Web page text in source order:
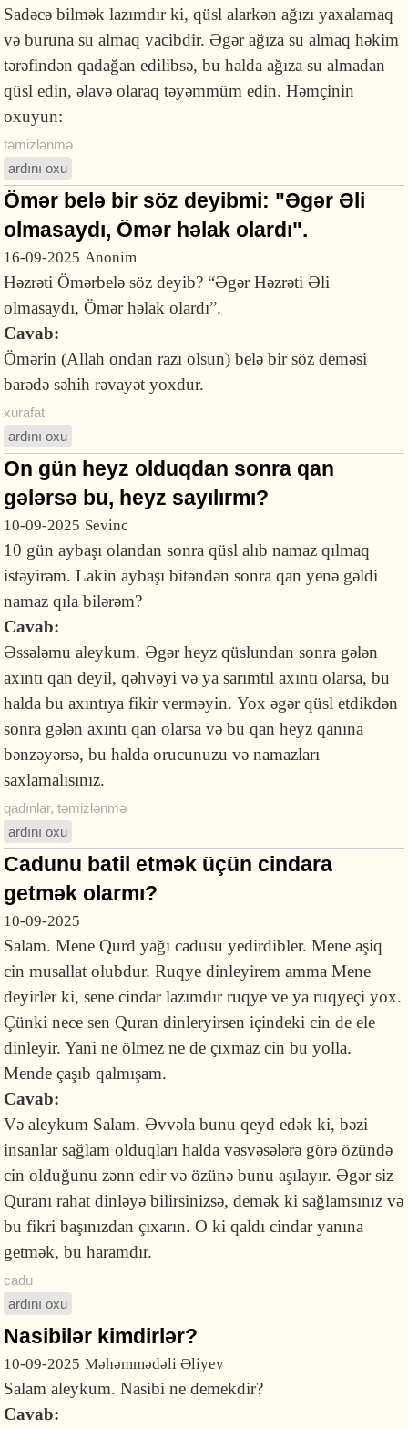
Sadəcə bilmək lazımdır ki, qüsl alarkən ağızı yaxalamaq
və buruna su almaq vacibdir. Əgər ağıza su almaq həkim
tərəfindən qadağan edilibsə, bu halda ağıza su almadan
qüsl edin, əlavə olaraq təyəmmüm edin. Həmçinin
oxuyun:
təmizlənmə
ardını oxu
Ömər belə bir söz deyibmi: "Əgər Əli
olmasaydı, Ömər həlak olardı".
16-09-2025 Anonim
Həzrəti Ömərbelə söz deyib? “Əgər Həzrəti Əli
olmasaydı, Ömər həlak olardı”.
Cavab:
Ömərin (Allah ondan razı olsun) belə bir söz deməsi
barədə səhih rəvayət yoxdur.
xurafat
ardını oxu
On gün heyz olduqdan sonra qan
gələrsə bu, heyz sayılırmı?
10-09-2025 Sevinc
10 gün aybaşı olandan sonra qüsl alıb namaz qılmaq
istəyirəm. Lakin aybaşı bitəndən sonra qan yenə gəldi
namaz qıla bilərəm?
Cavab:
Əssələmu aleykum. Əgər heyz qüslundan sonra gələn
axıntı qan deyil, qəhvəyi və ya sarımtıl axıntı olarsa, bu
halda bu axıntıya fikir verməyin. Yox əgər qüsl etdikdən
sonra gələn axıntı qan olarsa və bu qan heyz qanına
bənzəyərsə, bu halda orucunuzu və namazları
saxlamalısınız.
qadınlar,təmizlənmə
ardını oxu
Cadunu batil etmək üçün cindara
getmək olarmı?
10-09-2025
Salam. Mene Qurd yağı cadusu yedirdibler. Mene aşiq
cin musallat olubdur. Ruqye dinleyirem amma Mene
deyirler ki, sene cindar lazımdır ruqye ve ya ruqyeçi yox.
Çünki nece sen Quran dinleryirsen içindeki cin de ele
dinleyir. Yani ne ölmez ne de çıxmaz cin bu yolla.
Mende çaşıb qalmışam.
Cavab:
Və aleykum Salam. Əvvəla bunu qeyd edək ki, bəzi
insanlar sağlam olduqları halda vəsvəsələrə görə özündə
cin olduğunu zənn edir və özünə bunu aşılayır. Əgər siz
Quranı rahat dinləyə bilirsinizsə, demək ki sağlamsınız və
bu fikri başınızdan çıxarın. O ki qaldı cindar yanına
getmək, bu haramdır.
cadu
ardını oxu
Nasibilər kimdirlər?
10-09-2025 Məhəmmədəli Əliyev
Salam aleykum. Nasibi ne demekdir?
Cavab: